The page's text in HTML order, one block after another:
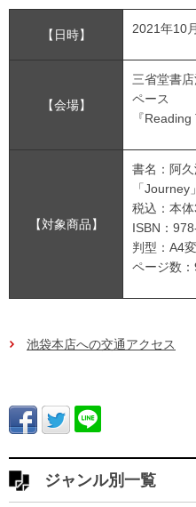
【日時】 2021年10
【会場】
三省堂書
ペース
『
【対象商品】
書名：阿
「Journey」
税込：本
ISBN：
判型：A4
ページ数
池袋本店への交通アクセス
ジャンル別一覧